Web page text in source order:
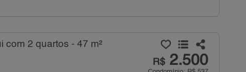
com 2 quartos - 47 m²
R$2.500